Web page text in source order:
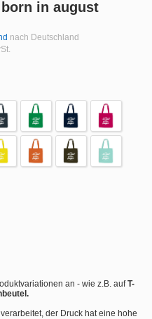
in august
nach Deutschland
an - wie z.B. aufT-
der Druck hat eine hohe